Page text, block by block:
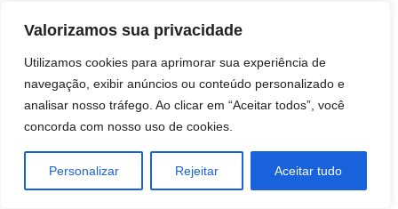
Valorizamos sua privacidade
Utilizamos cookies para aprimorar sua experiência de
navegação, exibir anúncios ou conteúdo personalizado e
analisar nosso tráfego. Ao clicar em “Aceitar todos”, você
concorda com nosso uso de cookies.
Personalizar Rejeitar Aceitar tudo
Consultas e trabalhos espirituais
Brasil - Santa Catarina - São José